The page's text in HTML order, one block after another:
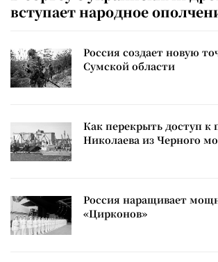
вступает народное
Россия создает новую
Сумской области
Как перекрыть доступ к
Николаева из Черного
Россия наращивает
«Цирконов»